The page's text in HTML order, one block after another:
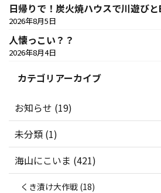
日帰りで！炭火焼ハウスで川遊びと
2026年8月5日
人懐っこい？？
2026年8月4日
カテゴリアーカイブ
お知らせ (19)
未分類 (1)
海山にこいま (421)
くき漬け大作戦 (18)